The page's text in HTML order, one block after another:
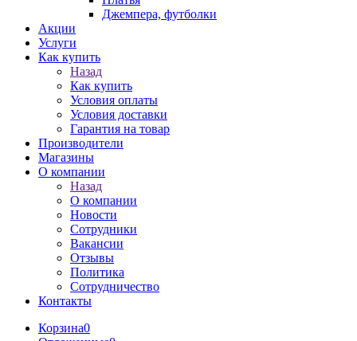
Джемпера, футболки
Акции
Услуги
Как купить
Назад
Как купить
Условия оплаты
Условия доставки
Гарантия на товар
Производители
Магазины
О компании
Назад
О компании
Новости
Сотрудники
Вакансии
Отзывы
Политика
Сотрудничество
Контакты
Корзина0